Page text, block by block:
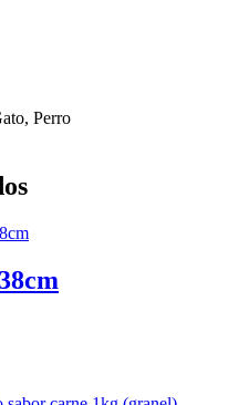
Perro